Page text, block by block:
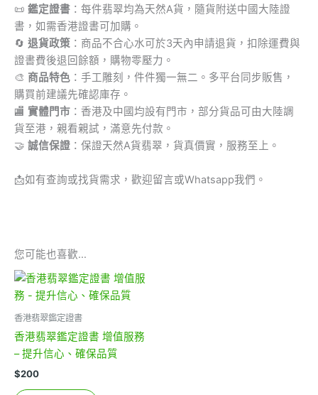
📜 鑑定證書 ：每件翡翠均為天然A貨，隨貨附送中國大陸證
書，如需香港證書可加購。
🔄 退貨政策 ：商品不合心水可於3天內申請退貨，扣除運費與
證書費後退回餘額，購物零壓力。
🎨 商品特色 ：手工雕刻，件件獨一無二。多平台同步販售，
購買前建議先確認庫存。
🏬 實體門市 ：香港及中國均設有門市，部分貨品可由大陸調
貨至港，親看親試，滿意先付款。
🤝 誠信保證 ：保證天然A貨翡翠，貨真價實，服務至上。
📩如有查詢或找貨需求，歡迎留言或Whatsapp我們。
您可能也喜歡…
香港翡翠鑑定證書
香港翡翠鑑定證書 增值服務
– 提升信心、確保品質
$200